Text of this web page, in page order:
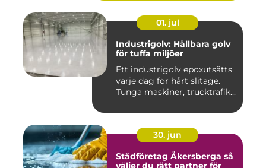
01. jul
Industrigolv: Hållbara golv
för tuffa miljöer
Ett industrigolv epoxutsätts
varje dag för hårt slitage.
Tunga maskiner, trucktrafik...
30. jun
Städföretag Åkersberga så
väljer du rätt partner för